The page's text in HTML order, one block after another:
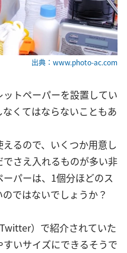
出典：www.photo-ac.com
トペーパーを設置してい
くてはならないこともあ
るので、いくつか用意し
さえ入れるものが多い非
パーは、1個分ほどのス
ではないでしょうか？
）で紹介されていた
いサイズにできるそうで